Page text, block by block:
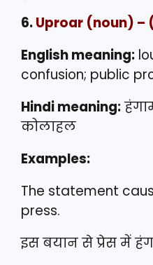
6.Uproar (noun) –
English meaning:
confusion; public
Hindi meaning:
कोलाहल
Examples:
The statement
press.
इस बयान से प्रेस में